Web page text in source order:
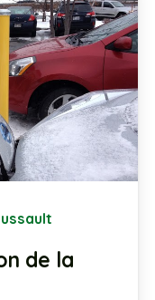
de la